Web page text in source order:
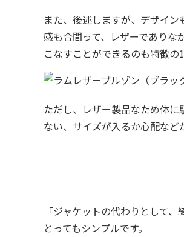
また、後述しますが、デザイ
感も合間って、レザーでありな
こなすことができるのも特徴の1
ただし、レザー製品なため体
ない、サイズが入るか心配など
「ジャケットの代わりとして
とってもシンプルです。